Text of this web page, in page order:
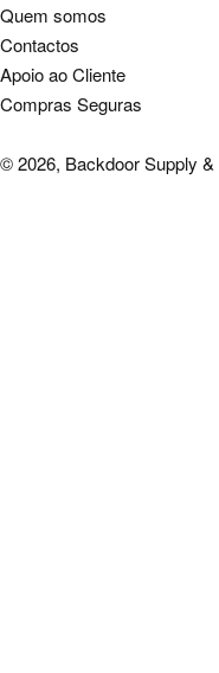
Quem somos
Contactos
Apoio ao Cliente
Compras Seguras
© 2026, Backdoor Supply